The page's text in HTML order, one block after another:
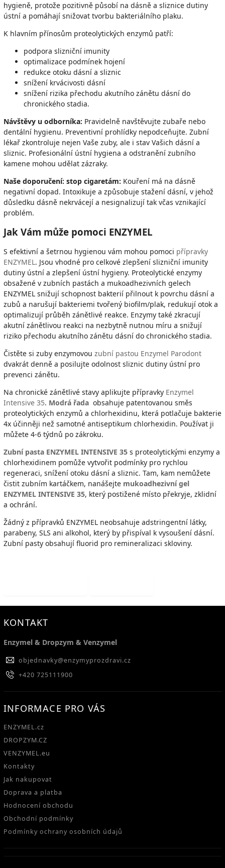
hygieně, protože pozitivně působí na dásně a sliznice dutiny
ústní a pomáhají snižovat tvorbu bakteriálního plaku.
K hlavním přínosům proteolytických enzymů patří:
podpora slizniční imunity
optimalizace podmínek hojení
redukce otoku dásní a sliznic
snížení krvácivosti dásní
snížení rizika přechodu akutního zánětu dásní do
chronického stadia.
Návštěvy u odborníka: Pravidelně navštěvujte zubaře nebo
dentální hygienu. Preventivní prohlídky nepodceňujte. Zubní
lékař zkontroluje nejen Vaše zuby, ale i stav Vašich dásní a
sliznic. Profesionální ústní hygiena a odstranění zubního
kamene mohou udělat zázraky.
Naše doporučení: stop cigaretám: Kouření má na dásně
negativní dopad. Intoxikuje a způsobuje stažení dásní, v jehož
důsledku dásně nekrvácejí a nesignalizují tak včas vznikající
problém.
Jak Vám může pomoci ENZYMEL
S efektivní a šetrnou hygienou vám mohou pomoci přípravky
ENZYMEL. Jsou vhodné pro celkové zlepšení slizniční imunity
dutiny ústní a zlepšení ústní hygieny. Proteolytické enzymy
obsažené v zubních pastách a mukoadhezivních gelech
ENZYMEL snižují schopnost bakterií přilnout k povrchu dásní a
zubů a narušují bakteriemi tvořený biofilm/plak, redukují otok a
optimalizují průběh zánětlivé reakce. Enzymy také zkracují
akutní zánětlivou reakci na nezbytně nutnou míru a snižují
riziko přechodu akutního zánětu dásní do chronického stadia.
Čistěte si zuby enzymovou zubní pastou Enzymel Parodont
dvakrát denně a posilujte odolnost sliznic dutiny ústní pro
prevenci zánětu.
Na chronické zánětlivé stavy aplikujte přípravky Enzymel
Intensive 35. Modrá řada obsahuje patentovanou směs
proteolytických enzymů a chlorhexidinu, která potlačuje bakterie
4x účinněji než samotné antiseptikum chlorhexidin. Používat ji
můžete 4-6 týdnů po zákroku.
Zubní pasta ENZYMEL INTENSIVE 35 s proteolytickými enzymy a
chlorhexidinem pomůže vytvořit podmínky pro rychlou
regeneraci, snížení otoku dásní a sliznic. Tam, kam nemůžete
čistit zubním kartáčkem, nanášejte mukoadhezivní gel
ENZYMEL INTENSIVE 35, který postižené místo překryje, zklidní
a ochrání.
Žádný z přípravků ENZYMEL neobsahuje adstringentní látky,
parabeny, SLS ani alkohol, který by přispíval k vysoušení dásní.
Zubní pasty obsahují fluorid pro remineralizaci skloviny.
KONTAKT
Enzymel & Dropzym & Venzymel
objednavky@enzymyprozdravi.cz
+420 725111900
INFORMACE PRO VÁS
ENZYMEL.cz
DROPZYM.CZ
VENZYMEL.eu
Kontakty
Jak nakupovat
Doprava a platba
Hodnocení obchodu
Obchodní podmínky
Podmínky ochrany osobních údajů